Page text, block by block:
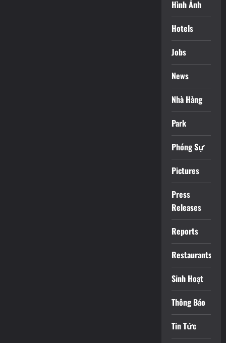
Hình Ảnh
Hotels
Jobs
News
Nhà Hàng
Park
Phóng Sự
Pictures
Press
Releases
Reports
Restaurants
Sinh Hoạt
Thông Báo
Tin Tức